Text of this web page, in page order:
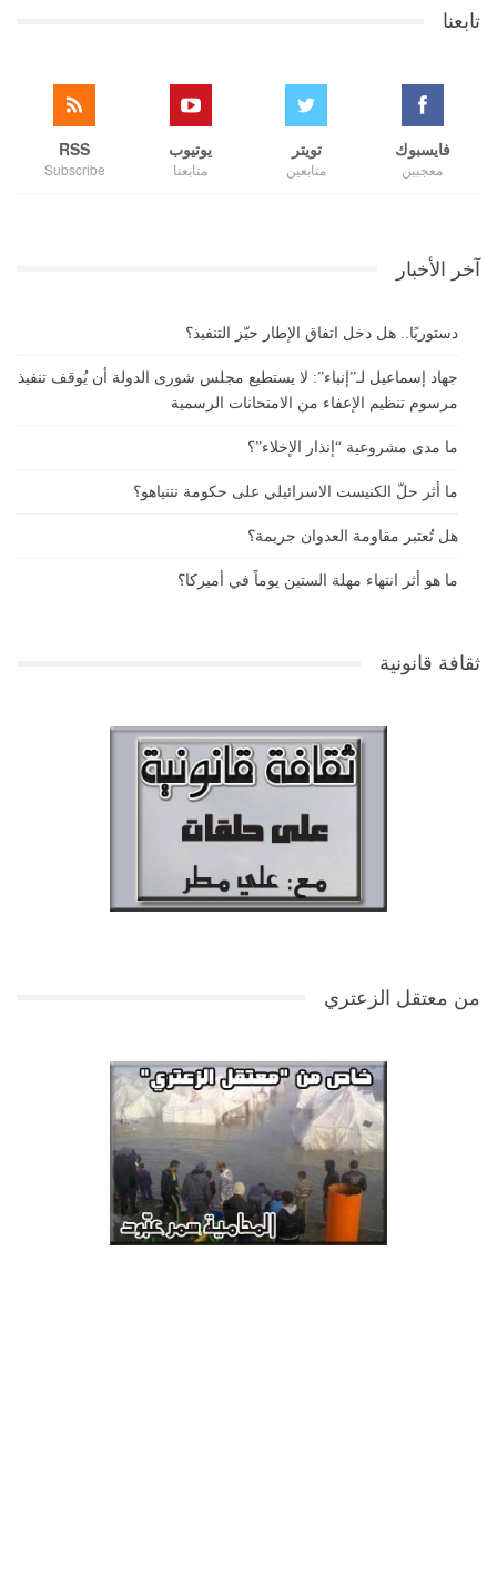
تابعنا
فايسبوك
معجبين
تويتر
متابعين
يوتيوب
متابعنا
RSS
Subscribe
آخر الأخبار
دستوريًا.. هل دخل اتفاق الإطار حيّز التنفيذ؟
جهاد إسماعيل لـ”إنباء”: لا يستطيع مجلس شورى الدولة أن يُوقف تنفيذ
مرسوم تنظيم الإعفاء من الامتحانات الرسمية
ما مدى مشروعية “إنذار الإخلاء”؟
ما أثر حلّ الكنيست الاسرائيلي على حكومة نتنياهو؟
هل تُعتبر مقاومة العدوان جريمة؟
ما هو أثر انتهاء مهلة الستين يوماً في أميركا؟
ثقافة قانونية
من معتقل الزعتري